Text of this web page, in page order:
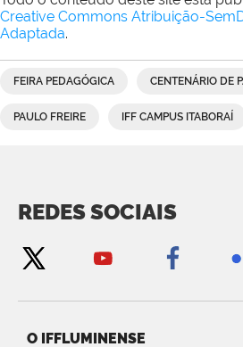
Creative Commons Atribuição-
Adaptada.
FEIRA PEDAGÓGICA CENTENÁRIO DE
PAULO FREIRE IFF CAMPUS ITABORAÍ
REDES SOCIAIS
O IFFLUMINENSE